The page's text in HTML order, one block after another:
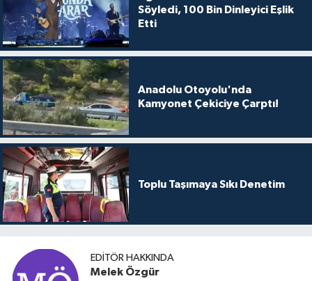
Söyledi, 100 Bin Dinleyici Eşlik
Etti
Anadolu Otoyolu'nda
Kamyonet Çekiciye Çarptı!
Toplu Taşımaya Sıkı Denetim
EDITÖR HAKKINDA
Melek Özgür